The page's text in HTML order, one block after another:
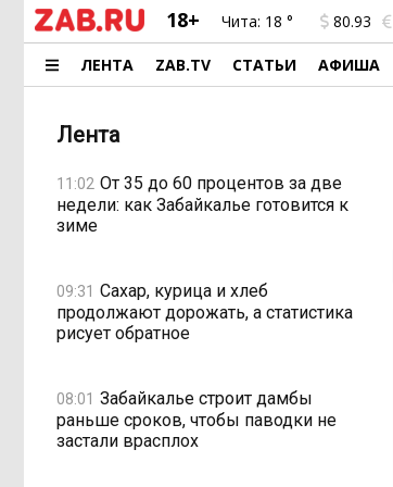
18+ Чита: 18 ° 80.93
ЛЕНТА ZAB.TV СТАТЬИ АФИША
Лента
11:02 От 35 до 60 процентов за две
недели: как Забайкалье готовится к
зиме
09:31 Сахар, курица и хлеб
продолжают дорожать, а статистика
рисует обратное
08:01 Забайкалье строит дамбы
раньше сроков, чтобы паводки не
застали врасплох